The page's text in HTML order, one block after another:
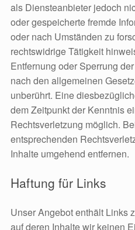
als Diensteanbieter jedoch
oder gespeicherte fremde
oder nach Umständen zu
rechtswidrige Tätigkeit
Entfernung oder Sperrung
nach den allgemeinen
unberührt. Eine
dem Zeitpunkt der Kenntnis
Rechtsverletzung möglich.
entsprechenden
Inhalte umgehend entfernen.
Haftung für Links
Unser Angebot enthält Links
auf deren Inhalte wir keinen